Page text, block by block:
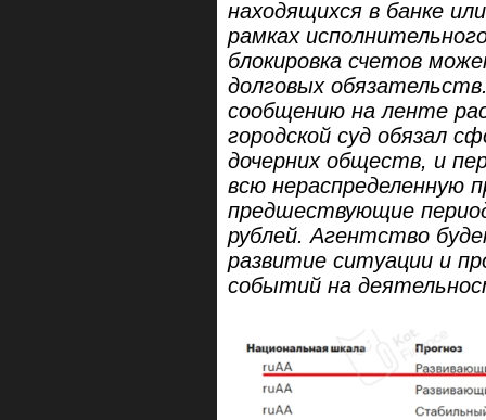
находящихся в банке
рамках
блокировка счетов
долговых
сообщению на ленте
городской суд обязал
дочерних обществ, и
всю нераспределенную
предшествующие
рублей. Агентство
развитие ситуации и
событий на